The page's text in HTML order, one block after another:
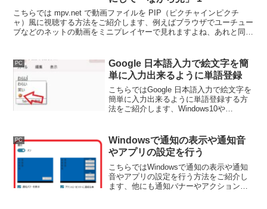
こちらでは mpv.net で動画ファイルを PIP（ピクチャインピクチ
ャ）風に視聴する方法をご紹介します、例えばブラウザでユーチュー
ブなどのネットの動画をミニプレイヤーで見れますよね、あれと同じ
PC
Google 日本語入力で絵文字を簡
単に入力出来るように単語登録
こちらではGoogle 日本語入力で絵文字を
簡単に入力出来るように単語登録する方
法をご紹介します、Windows10や
録しておくと更に簡単に入力出来るよう
になります。
PC
Windowsで通知の表示や通知音
やアプリの設定を行う
こちらではWindowsで通知の表示や通知
音やアプリの設定を行う方法をご紹介し
ます、他にも通知バナーやアクションセ